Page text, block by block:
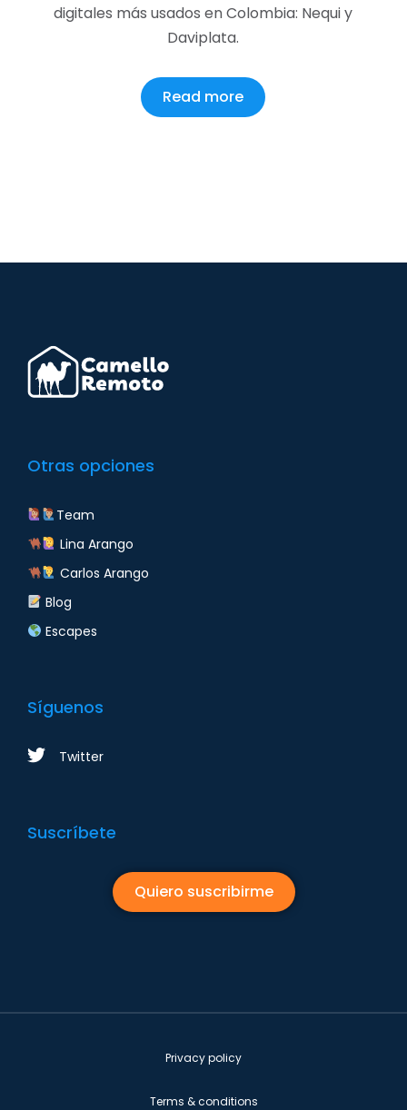
digitales más usados en Colombia: Nequi y
Daviplata.
Read more
Otras opciones
Team
Lina Arango
Carlos Arango
Blog
Escapes
Síguenos
Twitter
Suscríbete
Quiero suscribirme
Privacy policy
Terms & conditions